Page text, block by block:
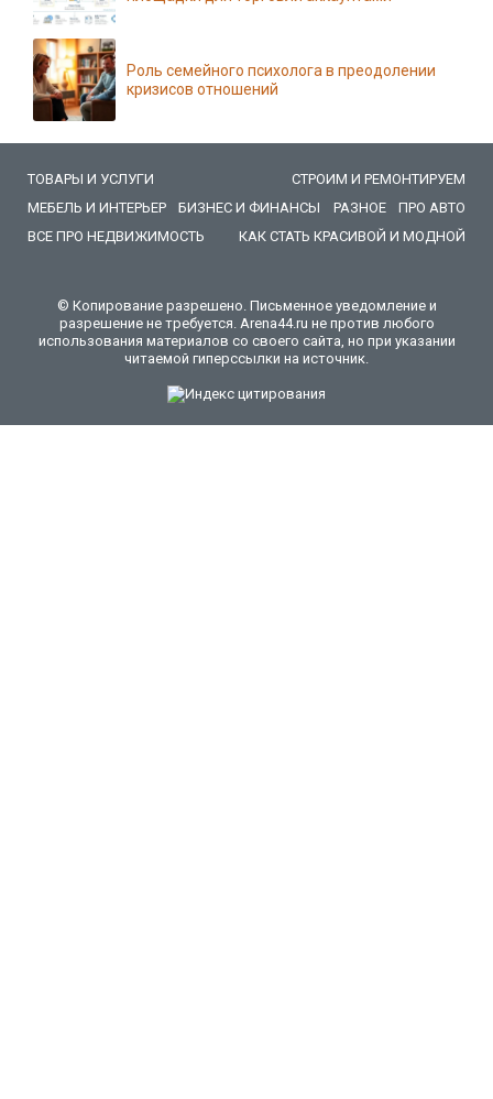
Роль семейного психолога в преодолении
кризисов отношений
ТОВАРЫ И УСЛУГИ
СТРОИМ И РЕМОНТИРУЕМ
МЕБЕЛЬ И ИНТЕРЬЕР
БИЗНЕС И ФИНАНСЫ РАЗНОЕ
ПРО АВТО
ВСЕ ПРО НЕДВИЖИМОСТЬ
КАК СТАТЬ КРАСИВОЙ И МОДНОЙ
© Копирование разрешено. Письменное уведомление и
разрешение не требуется. Arena44.ru не против любого
использования материалов со своего сайта, но при указании
читаемой гиперссылки на источник.